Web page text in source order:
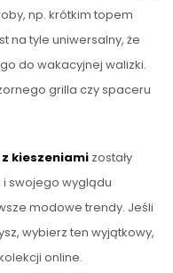
np. krótkim topem
na tyle uniwersalny, że
do wakacyjnej walizki.
grilla czy spaceru
kieszeniami zostały
swojego wyglądu
modowe trendy. Jeśli
wybierz ten wyjątkowy,
online.